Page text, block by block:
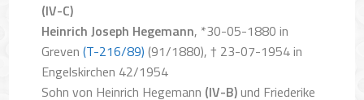
(IV-C)
Heinrich Joseph Hegemann, *30-05-1880 in
Greven(T-216/89) (91/1880), † 23-07-1954 in
Engelskirchen 42/1954
Sohn von Heinrich Hegemann (IV-B)und Friederike